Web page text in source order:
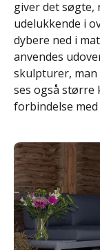
giver det søgte,
udelukkende i
dybere ned i
anvendes
skulpturer, man
ses også
forbindelse